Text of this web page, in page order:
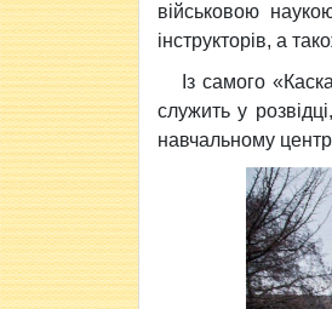
військовою
інструкторів, а
Із самого
служить у
навчальному